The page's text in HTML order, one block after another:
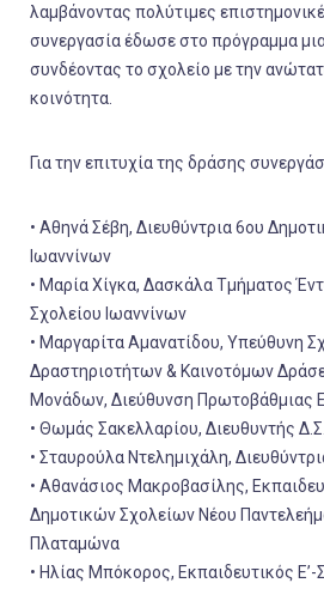
λαμβάνοντας πολύτιμες
συνεργασία έδωσε στο πρόγραμμα
συνδέοντας το σχολείο με την
κοινότητα.
Για την επιτυχία της δράσης
• Αθηνά Σέβη, Διευθύντρια 6ου
Ιωαννίνων
• Μαρία Χίγκα, Δασκάλα Τμήματος
Σχολείου Ιωαννίνων
• Μαργαρίτα Αμανατίδου, Υπεύθυνη
Δραστηριοτήτων & Καινοτόμων
Μονάδων, Διεύθυνση Πρωτοβάθμιας
• Θωμάς Σακελλαρίου, Διευθυντής
• Σταυρούλα Ντελημιχάλη,
• Αθανάσιος Μακροβασίλης,
Δημοτικών Σχολείων Νέου
Πλαταμώνα
• Ηλίας Μπόκορος, Εκπαιδευτικός Ε’-